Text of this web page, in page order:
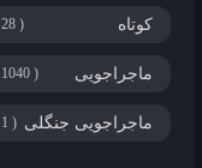
کوتاه 28
ماجراجویی 1040
ماجراجویی جنگلی 1